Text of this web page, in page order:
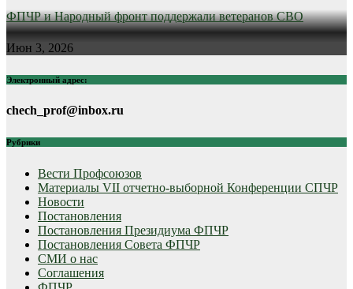
ФПЧР и Народный фронт поддержали ветеранов СВО
Июн 3, 2026
Электронный адрес:
chech_prof@inbox.ru
Рубрики
Вести Профсоюзов
Материалы VII отчетно-выборной Конференции СПЧР
Новости
Постановления
Постановления Президиума ФПЧР
Постановления Совета ФПЧР
СМИ о нас
Соглашения